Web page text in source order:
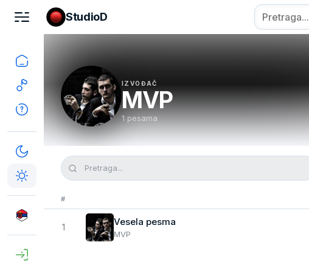
StudioD
IZVOĐAČ
MVP
1 pesama
#
1 Vesela pesma
MVP